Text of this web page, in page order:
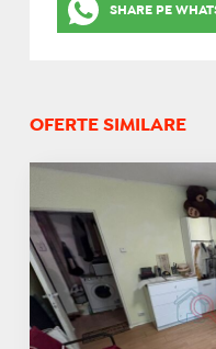
SHARE PE
OFERTE SIMILARE